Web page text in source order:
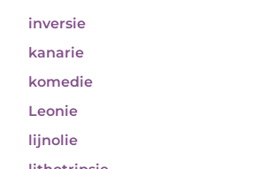
inversie
kanarie
komedie
Leonie
lijnolie